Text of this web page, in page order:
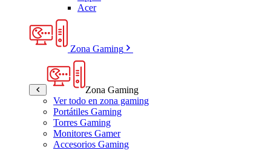
Acer
Zona Gaming
Zona Gaming
Ver todo en zona gaming
Portátiles Gaming
Torres Gaming
Monitores Gamer
Accesorios Gaming